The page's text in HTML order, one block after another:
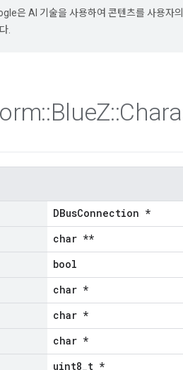
은 AI 기술을 사용하여 콘텐츠를 사용자
.
::BlueZ::
DBusConnection *
char **
bool
char *
char *
char *
uint8_t *